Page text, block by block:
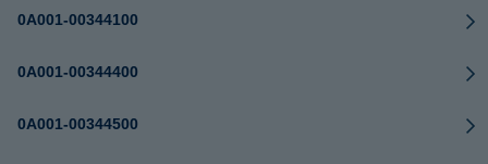
0A001-00344100
0A001-00344400
0A001-00344500